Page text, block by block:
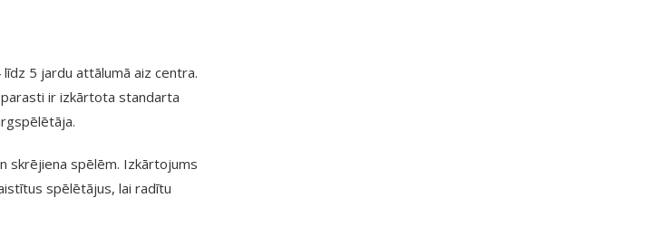
5 jardu attālumā aiz centra.
ir izkārtota standarta
skrējiena spēlēm. Izkārtojums
spēlētājus, lai radītu